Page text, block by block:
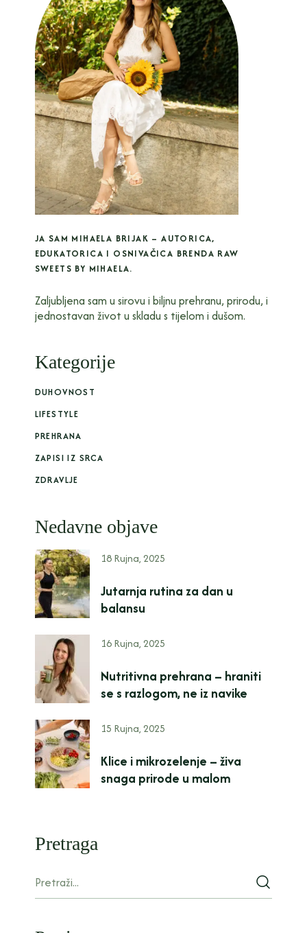
JA SAM MIHAELA BRIJAK – AUTORICA,
EDUKATORICA I OSNIVAČICA BRENDA RAW
SWEETS BY MIHAELA.
Zaljubljena sam u sirovu i biljnu prehranu, prirodu, i
jednostavan život u skladu s tijelom i dušom.
Kategorije
DUHOVNOST
LIFESTYLE
PREHRANA
ZAPISI IZ SRCA
ZDRAVLJE
Nedavne objave
18 Rujna, 2025
Jutarnja rutina za dan u
balansu
16 Rujna, 2025
Nutritivna prehrana – hraniti
se s razlogom, ne iz navike
15 Rujna, 2025
Klice i mikrozelenje – živa
snaga prirode u malom
Pretraga